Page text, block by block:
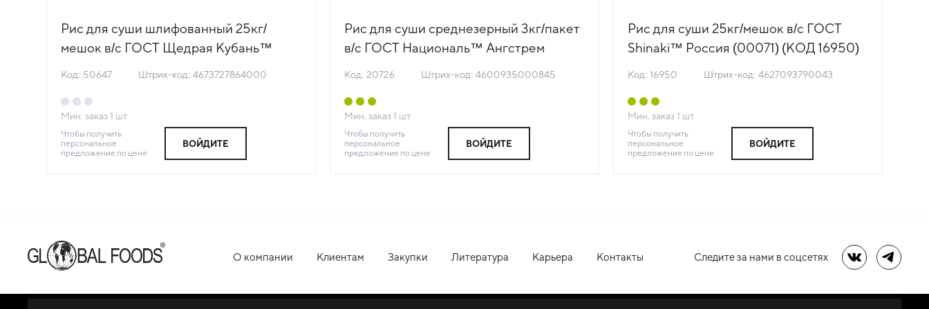
Рис для суши шлифованный 25кг/
мешок в/с ГОСТ Щедрая Кубань™
Код: 50647 Штрих-код: 4673727864000
Мин. заказ 1 шт
Чтобы получить
персональное
предложение по цене
ВОЙДИТЕ
Рис для суши среднезерный 3кг/пакет
в/с ГОСТ Националь™ Ангстрем
Код: 20726 Штрих-код: 4600935000845
Мин. заказ 1 шт
Чтобы получить
персональное
предложение по цене
ВОЙДИТЕ
Рис для суши 25кг/мешок в/с ГОСТ
Shinaki™ Россия (00071) (КОД 16950)
Код: 16950 Штрих-код: 4627093790043
Мин. заказ 1 шт
Чтобы получить
персональное
предложение по цене
ВОЙДИТЕ
О компании Клиентам Закупки Литература Карьера Контакты Следите за нами в соцсетях Мы в ВКМы в